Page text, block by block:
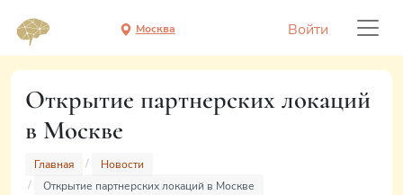
Москва Войти
Открытие партнерских локаций
в Москве
Главная
Новости
Открытие партнерских локаций в Москве